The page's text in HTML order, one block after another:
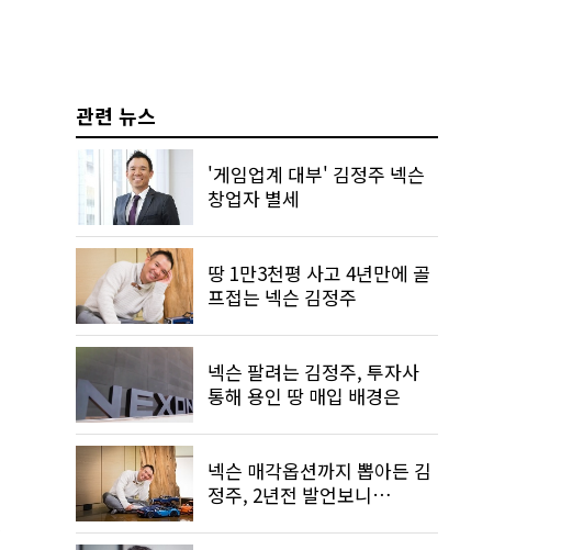
관련 뉴스
'게임업계 대부' 김정주 넥슨
창업자 별세
땅 1만3천평 사고 4년만에 골
프접는 넥슨 김정주
넥슨 팔려는 김정주, 투자사
통해 용인 땅 매입 배경은
넥슨 매각옵션까지 뽑아든 김
정주, 2년전 발언보니…